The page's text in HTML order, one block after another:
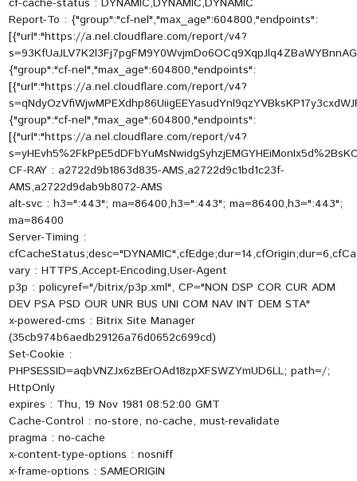
cf-cache-status : DYNAMIC,DYNAMIC,DYNAMIC
Report-To : {"group":"cf-nel","max_age":604800,"endpoints":
[{"url":"https://a.nel.cloudflare.com/report/v4?
{"group":"cf-nel","max_age":604800,"endpoints":
[{"url":"https://a.nel.cloudflare.com/report/v4?
{"group":"cf-nel","max_age":604800,"endpoints":
[{"url":"https://a.nel.cloudflare.com/report/v4?
CF-RAY : a2722d9b1863d835-AMS,a2722d9c1bd1c23f-
AMS,a2722d9dab9b8072-AMS
alt-svc : h3=":443"; ma=86400,h3=":443"; ma=86400,h3=":443";
ma=86400
Server-Timing :
vary : HTTPS,Accept-Encoding,User-Agent
p3p : policyref="/bitrix/p3p.xml", CP="NON DSP COR CUR ADM
DEV PSA PSD OUR UNR BUS UNI COM NAV INT DEM STA"
x-powered-cms : Bitrix Site Manager
(35cb974b6aedb29126a76d0652c699cd)
Set-Cookie :
PHPSESSID=aqbVNZJx6zBErOAd18zpXFSWZYmUD6LL; path=/;
HttpOnly
expires : Thu, 19 Nov 1981 08:52:00 GMT
Cache-Control : no-store, no-cache, must-revalidate
pragma : no-cache
x-content-type-options : nosniff
x-frame-options : SAMEORIGIN